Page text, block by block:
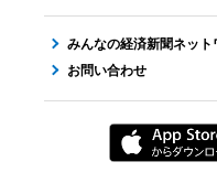
みんなの経済新聞ネット
お問い合わせ